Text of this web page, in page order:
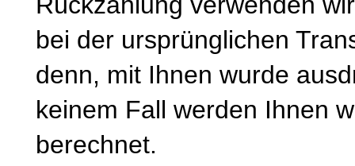
Rückzahlung verwenden
bei der ursprünglichen
denn, mit Ihnen wurde
keinem Fall werden Ihnen
berechnet.